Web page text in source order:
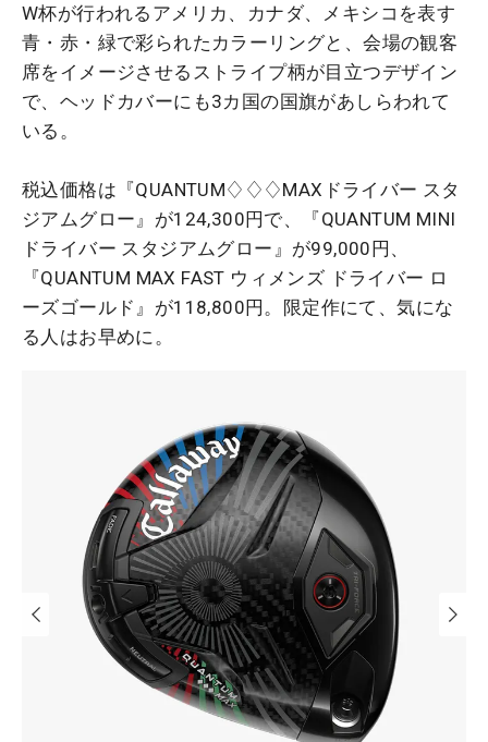
W杯が行われるアメリカ、カナダ、メキシコを表す
青・赤・緑で彩られたカラーリングと、会場の観客
席をイメージさせるストライプ柄が目立つデザイン
で、ヘッドカバーにも3カ国の国旗があしらわれて
いる。
税込価格は『QUANTUM♢♢♢MAXドライバー スタ
ジアムグロー』が124,300円で、『QUANTUM MINI
ドライバー スタジアムグロー』が99,000円、
『QUANTUM MAX FAST ウィメンズ ドライバー ロ
ーズゴールド』が118,800円。限定作にて、気にな
る人はお早めに。